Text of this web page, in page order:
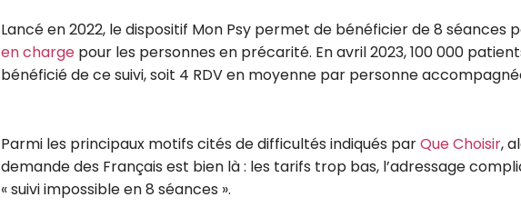
Lancé en 2022, le dispositif Mon Psy permet de bénéficier de 8 séances
en chargepour les personnes en précarité. En avril 2023, 100 000
bénéficié de ce suivi, soit 4 RDV en moyenne par personne
Parmi les principaux motifs cités de difficultés indiqués parQue Choisir,
demande des Français est bien là : les tarifs trop bas, l’adressage
« suivi impossible en 8 séances ».